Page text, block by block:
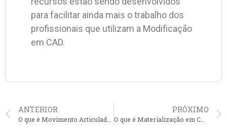
para facilitar ainda mais o trabalho dos
profissionais que utilizam a Modificação
em CAD.
ANTERIOR
O que é Movimento Articulado em CAD?
PRÓXIMO
O que é Materialização em CAD?